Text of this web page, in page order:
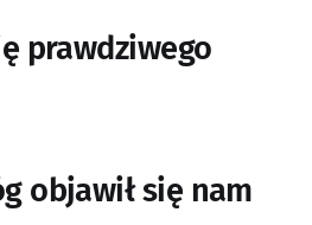
prawdziwego
objawił się nam